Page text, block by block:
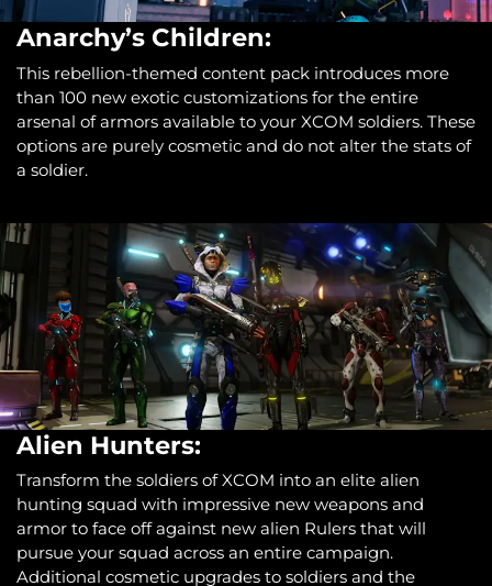
Anarchy’s Children:
This rebellion-themed content pack introduces more
than 100 new exotic customizations for the entire
arsenal of armors available to your XCOM soldiers. These
options are purely cosmetic and do not alter the stats of
a soldier.
Alien Hunters:
Transform the soldiers of XCOM into an elite alien
hunting squad with impressive new weapons and
armor to face off against new alien Rulers that will
pursue your squad across an entire campaign.
Additional cosmetic upgrades to soldiers and the